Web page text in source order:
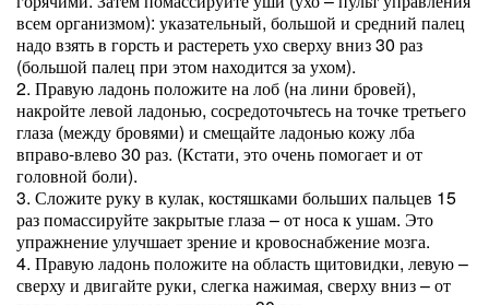
всем организмом): указательный, большой и средний палец
надо взять в горсть и растереть ухо сверху вниз 30 раз
(большой палец при этом находится за ухом).
2. Правую ладонь положите на лоб (на лини бровей),
накройте левой ладонью, сосредоточьтесь на точке третьего
глаза (между бровями) и смещайте ладонью кожу лба
вправо-влево 30 раз. (Кстати, это очень помогает и от
головной боли).
3. Сложите руку в кулак, костяшками больших пальцев 15
раз помассируйте закрытые глаза – от носа к ушам. Это
упражнение улучшает зрение и кровоснабжение мозга.
4. Правую ладонь положите на область щитовидки, левую –
сверху и двигайте руки, слегка нажимая, сверху вниз – от